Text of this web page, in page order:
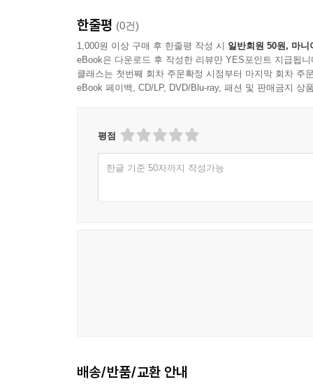
한줄평 (0건)
1,000원 이상 구매 후 한줄평 작성 시 일반회원 50원, 마니
eBook은 다운로드 후 작성한 리뷰만 YES포인트 지급됩니
클래스는 첫번째 회차 주문확정 시점부터 마지막 회차 주
eBook 페이백, CD/LP, DVD/Blu-ray, 패션 및 판매금지 상
평점
한글 기준 50자까지 작성가능
배송/반품/교환 안내